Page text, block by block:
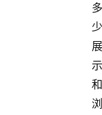
多
少
展
示
和
浏